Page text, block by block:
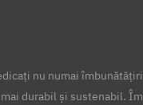
nu numai
durabil și sustenabil.